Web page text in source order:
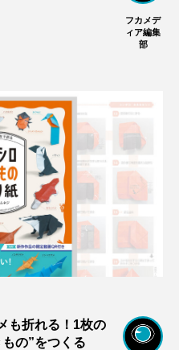
フカメデ
ィア編集
部
も折れる！1枚の
の”をつくる